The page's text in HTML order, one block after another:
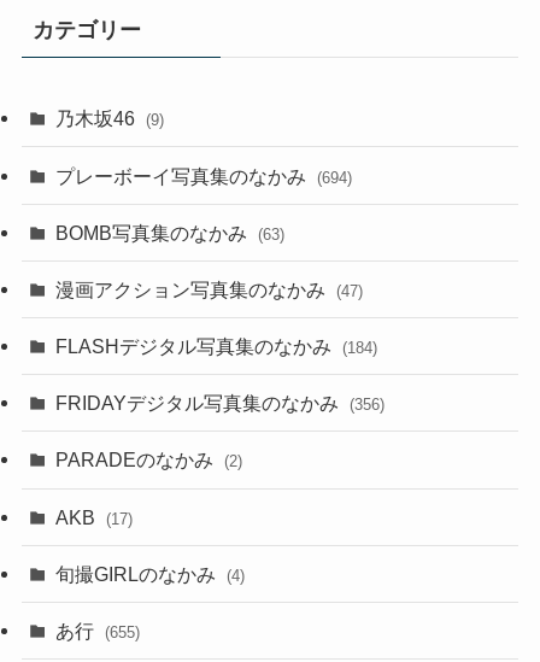
カテゴリー
乃木坂46 (9)
プレーボーイ写真集のなかみ (694)
BOMB写真集のなかみ (63)
漫画アクション写真集のなかみ (47)
FLASHデジタル写真集のなかみ (184)
FRIDAYデジタル写真集のなかみ (356)
PARADEのなかみ (2)
AKB (17)
旬撮GIRLのなかみ (4)
あ行 (655)